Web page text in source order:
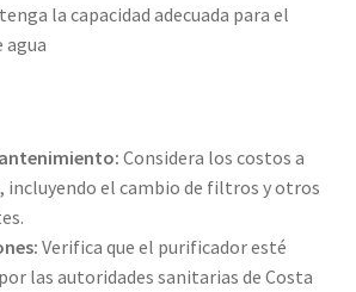
la capacidad adecuada para el
agua
Considera los costos a
incluyendo el cambio de filtros y otros
Verifica que el purificador esté
las autoridades sanitarias de Costa